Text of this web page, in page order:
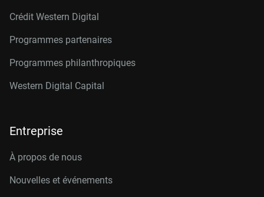
Crédit Western Digital
Programmes partenaires
Programmes philanthropiques
Western Digital Capital
Entreprise
À propos de nous
Nouvelles et événements